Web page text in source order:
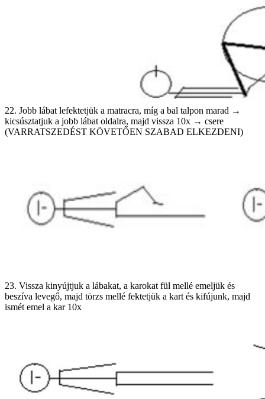
22. Jobb lábat lefektetjük a matracra, míg a bal talpon marad →
kicsúsztatjuk a jobb lábat oldalra, majd vissza 10x → csere
(VARRATSZEDÉST KÖVETŐEN SZABAD ELKEZDENI)
23. Vissza kinyújtjuk a lábakat, a karokat fül mellé emeljük és
beszíva levegő, majd törzs mellé fektetjük a kart és kifújunk, majd
ismét emel a kar 10x